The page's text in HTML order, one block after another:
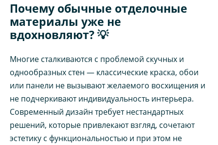
Почему обычные отделочные
материалы уже не
вдохновляют? 💡
Многие сталкиваются с проблемой скучных и
однообразных стен — классические краска, обои
или панели не вызывают желаемого восхищения и
не подчеркивают индивидуальность интерьера.
Современный дизайн требует нестандартных
решений, которые привлекают взгляд, сочетают
эстетику с функциональностью и при этом не